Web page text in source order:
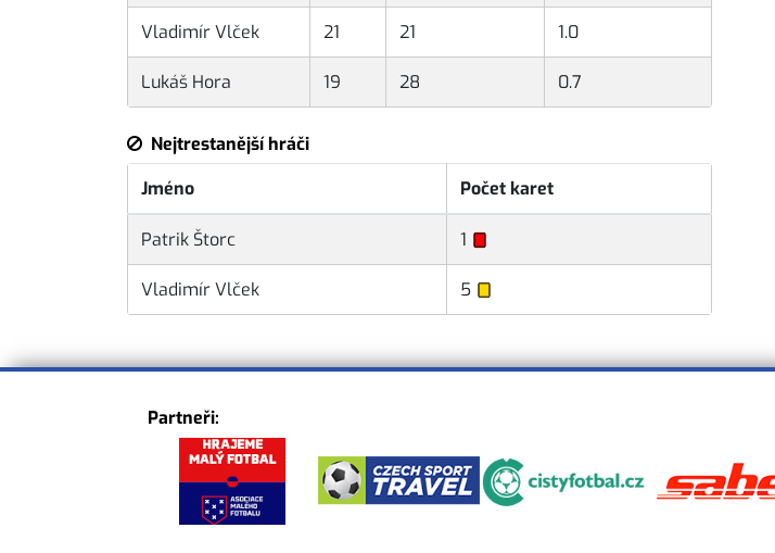
Vladimír Vlček 21 21 1.0
Lukáš Hora 19 28 0.7
Nejtrestanější hráči
Jméno
Počet karet
Patrik Štorc 1
Vladimír Vlček 5
Partneři: